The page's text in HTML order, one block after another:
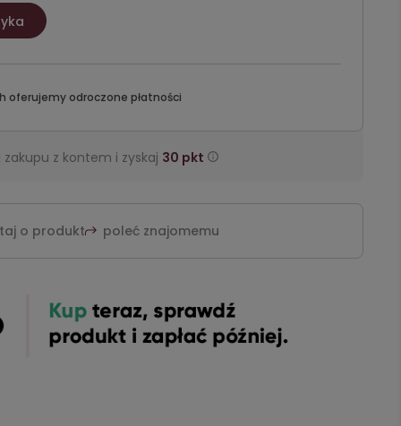
oferujemy odroczone płatności
zakupu z kontem i zyskaj 30 pkt
o produkt poleć znajomemu